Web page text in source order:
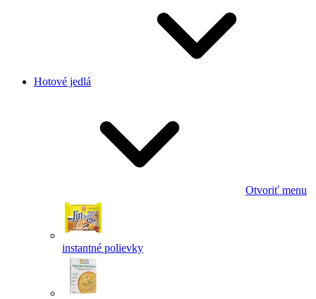
Hotové jedlá
Otvoriť menu
instantné polievky